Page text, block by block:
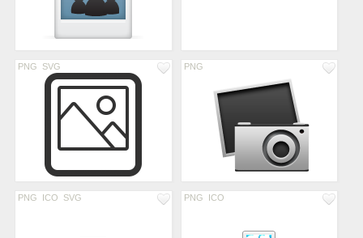
PNG SVG PNG
PNG ICO SVG PNG ICO